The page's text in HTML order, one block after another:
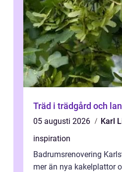
Träd i trädgård och
05 augusti 2026
Karl
inspiration
Badrumsrenovering
mer än nya kakelplattor